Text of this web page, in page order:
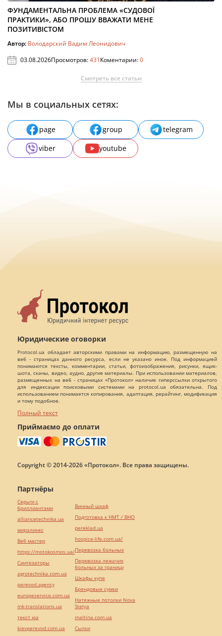
ФУНДАМЕНТАЛЬНА ПРОБЛЕМА «СУДОВОЇ
ПРАКТИКИ», АБО ПРОШУ ВВАЖАТИ МЕНЕ
ПОЗИТИВІСТОМ
Автор: Володарский Вадим Леонидович
03.08.2026Просмотров:431Коментарии:0
Смотреть все статьи
Мы в социальных сетях:
page group
telegram
viber
youtube
Юридические оговорки
Protocol.ua обладает авторскими правами на информацию, размещенную на
веб - страницах данного ресурса, если не указано иное. Под информацией
понимаются тексты, комментарии, статьи, фотоизображения, рисунки, ящик-
шота, сканы, видео, аудио, другие материалы. При использовании материалов,
размещенных на веб - страницах «Протокол» наличие гиперссылки открытого
для индексации поисковыми системами на protocol.ua обязательна. Под
использованием понимается копирования, адаптация, рерайтинг, модификация
и тому подобное.
Полный текст
Приймаємо до оплати
Copyright © 2014-2026 «Протокол». Все права защищены.
Партнёры
Серьги с
бриллиантами
alliancetechnika.ua
миралинкс
Веб мастер
https://motokosmos.ua/
Синтезаторы
agrotechnika.com.ua
perevod.agency
europeservice.com.ua
mk-translations.ua
текст юа
kievperevod.com.ua
Винный шкаф
Подготовка к НМТ / ВНО
pereklad.ua
hospice-life.com.ua/
Перевозка больных
Перевозка лежачих
больных за границу
Шкафы купе
Брендовые сумки
Натяжные потолки Nova
Stelya
maltina.com.ua
Cылки